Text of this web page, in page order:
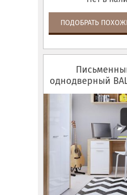
ПОДОБРАТЬ
однодверный